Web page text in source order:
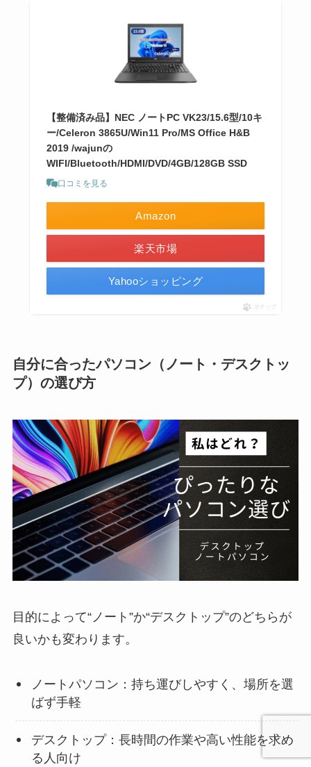
【整備済み品】NEC ノートPC VK23/15.6型/10キ
ー/Celeron 3865U/Win11 Pro/MS Office H&B
2019 /wajunの
WIFI/Bluetooth/HDMI/DVD/4GB/128GB SSD
口コミを見る
Amazon
楽天市場
Yahooショッピング
ポチップ
自分に合ったパソコン（ノート・デスクトッ
プ）の選び方
目的によって“ノート”か“デスクトップ”のどちらが
良いかも変わります。
ノートパソコン：持ち運びしやすく、場所を選
ばず手軽
デスクトップ：長時間の作業や高い性能を求め
る人向け